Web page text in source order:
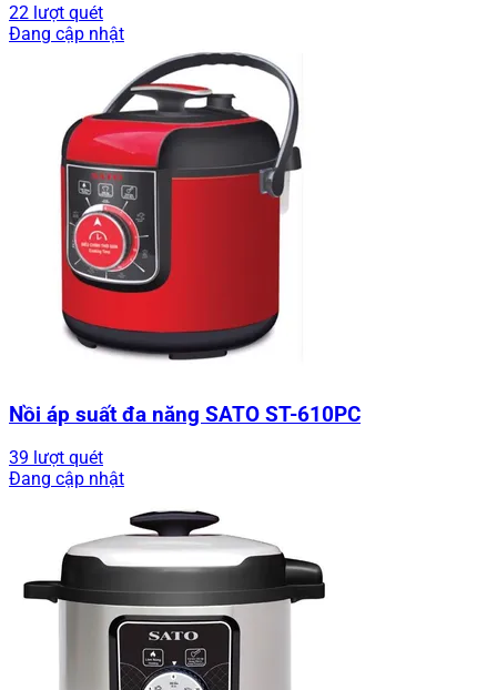
22 lượt quét
Đang cập nhật
Nồi áp suất đa năng SATO ST-610PC
39 lượt quét
Đang cập nhật